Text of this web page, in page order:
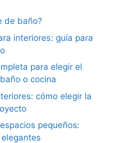
de baño?
interiores: guía para
para elegir el
o cocina
cómo elegir la
pequeños: